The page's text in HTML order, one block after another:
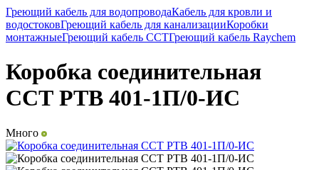
Греющий кабель для водопроводаКабель для кровли и
водостоковГреющий кабель для канализацииКоробки
монтажныеГреющий кабель ССТГреющий кабель Raychem
Коробка соединительная
ССТ РТВ 401-1П/0-ИС
Много